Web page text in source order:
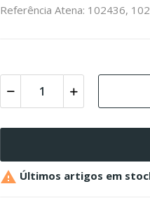
Referência Atena: 102436,
 Últimos artigos em